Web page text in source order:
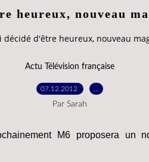
heureux, nouveau
décidé d'être heureux, nouveau
Actu Télévision française
07.12.2012
Par Sarah
M6 proposera un